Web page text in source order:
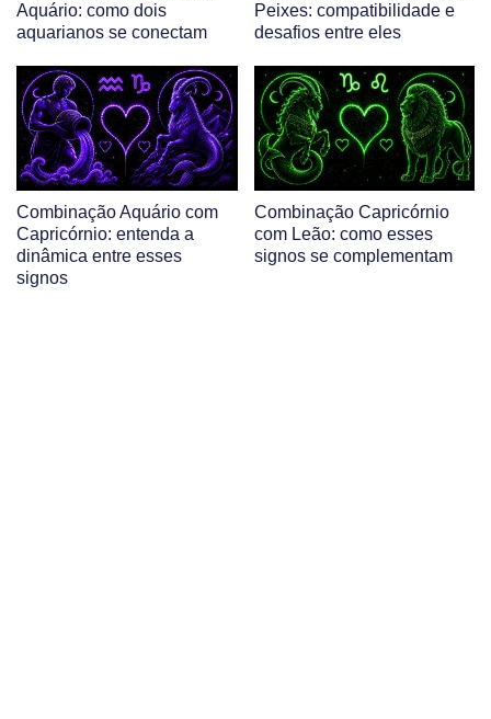
Aquário: como dois
aquarianos se conectam
Peixes: compatibilidade e
desafios entre eles
Combinação Aquário com
Capricórnio: entenda a
dinâmica entre esses
signos
Combinação Capricórnio
com Leão: como esses
signos se complementam